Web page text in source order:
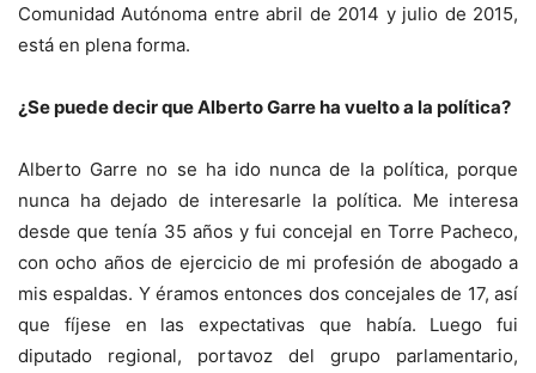
Comunidad Autónoma entre abril de 2014 y julio de 2015,
está en plena forma.
¿Se puede decir que Alberto Garre ha vuelto a la política?
Alberto Garre no se ha ido nunca de la política, porque
nunca ha dejado de interesarle la política. Me interesa
desde que tenía 35 años y fui concejal en Torre Pacheco,
con ocho años de ejercicio de mi profesión de abogado a
mis espaldas. Y éramos entonces dos concejales de 17, así
que fíjese en las expectativas que había. Luego fui
diputado regional, portavoz del grupo parlamentario,